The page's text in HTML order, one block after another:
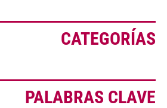
CATEGORÍAS
PALABRAS CLAVE